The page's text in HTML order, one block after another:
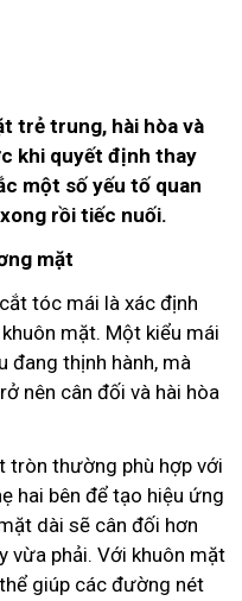
trẻ trung, hài hòa và
khi quyết định thay
một số yếu tố quan
rồi tiếc nuối.
mặt
tóc mái là xác định
mặt. Một kiểu mái
đang thịnh hành, mà
nên cân đối và hài hòa
tròn thường phù hợp với
hai bên để tạo hiệu ứng
dài sẽ cân đối hơn
vừa phải. Với khuôn mặt
giúp các đường nét